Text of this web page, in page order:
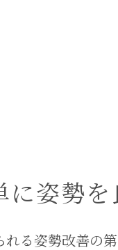
に姿勢を
れる姿勢改善の